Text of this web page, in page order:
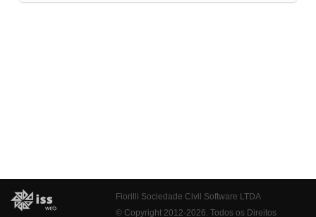
Fiorilli Sociedade Civil Software LTDA
© Copyright 2012-2026. Todos os Direitos